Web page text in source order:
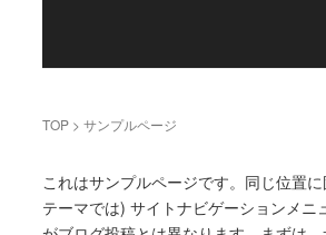
TOP >サンプルページ
これはサンプルページです。同じ位置
テーマでは) サイトナビゲーションメニ